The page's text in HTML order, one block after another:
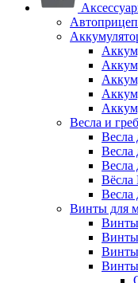
Весла и
Весла
Весла
Весла
Вёсла
Весла
Винты для
Винты
Винты
Винты
Винты